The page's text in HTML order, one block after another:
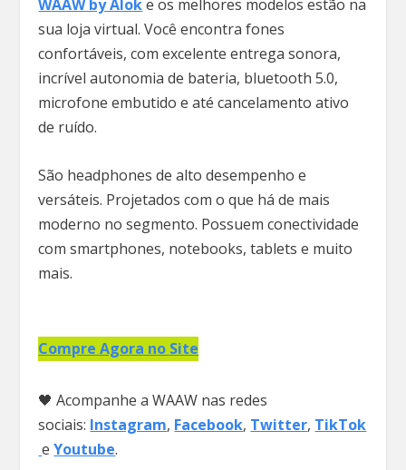
WAAW by Aloke os melhores modelos estão na
sua loja virtual. Você encontra fones
confortáveis, com excelente entrega sonora,
incrível autonomia de bateria, bluetooth 5.0,
microfone embutido e até cancelamento ativo
de ruído.
São headphones de alto desempenho e
versáteis. Projetados com o que há de mais
moderno no segmento. Possuem conectividade
com smartphones, notebooks, tablets e muito
mais.
Compre Agora no Site
🖤 Acompanhe a WAAW nas redes
sociais: Instagram, Facebook, Twitter, TikTok
eYoutube.